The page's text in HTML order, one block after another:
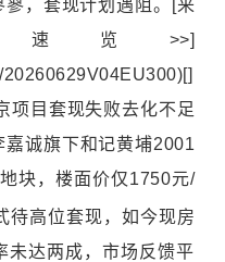
，套现计划遇阻。[来
览>>]
项目套现失败去化不足
诚旗下和记黄埔2001
块，楼面价仅1750元/
待高位套现，如今现房
未达两成，市场反馈平